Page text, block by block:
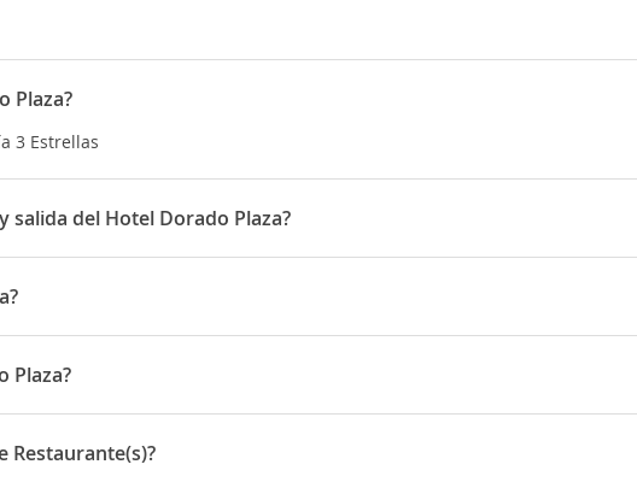
Plaza?
3 Estrellas
salida del Hotel Dorado Plaza?
de las 15:00 horas y la salida antes de las 12:00 horas
y cerca de lugares de interés como Playa deBocagrande, Puerta del Reloj y
otros lugares de interés como
Plaza?
San Martin, 4-41
Restaurante(s)?